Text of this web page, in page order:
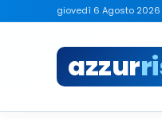
giovedì 6 Agosto 2026
azzur